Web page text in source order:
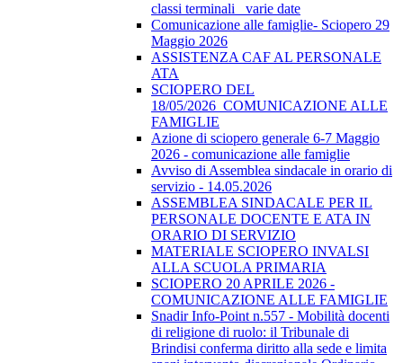
classi terminali_ varie date
Comunicazione alle famiglie- Sciopero 29
Maggio 2026
ASSISTENZA CAF AL PERSONALE
ATA
SCIOPERO DEL
18/05/2026_COMUNICAZIONE ALLE
FAMIGLIE
Azione di sciopero generale 6-7 Maggio
2026 - comunicazione alle famiglie
Avviso di Assemblea sindacale in orario di
servizio - 14.05.2026
ASSEMBLEA SINDACALE PER IL
PERSONALE DOCENTE E ATA IN
ORARIO DI SERVIZIO
MATERIALE SCIOPERO INVALSI
ALLA SCUOLA PRIMARIA
SCIOPERO 20 APRILE 2026 -
COMUNICAZIONE ALLE FAMIGLIE
Snadir Info-Point n.557 - Mobilità docenti
di religione di ruolo: il Tribunale di
Brindisi conferma diritto alla sede e limita